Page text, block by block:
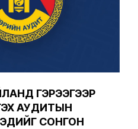
ГЭРЭЭГЭЭР
АУДИТЫН
СОНГОН